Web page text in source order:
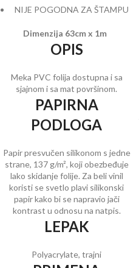
NIJE POGODNA ZA ŠTAMPU
Dimenzija 63cm x 1m
OPIS
Meka PVC folija dostupna i sa
sjajnom i sa mat površinom.
PAPIRNA
PODLOGA
Papir presvučen silikonom s jedne
strane, 137 g/m², koji obezbeđuje
lako skidanje folije. Za beli vinil
koristi se svetlo plavi silikonski
papir kako bi se napravio jači
kontrast u odnosu na natpis.
LEPAK
Polyacrylate, trajni